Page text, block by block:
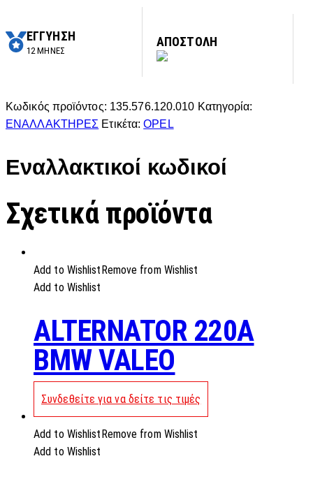
ΕΓΓΥΗΣΗ
12 ΜΗΝΕΣ
ΑΠΟΣΤΟΛΗ
Κωδικός προϊόντος: 135.576.120.010 Κατηγορία:
ΕΝΑΛΛΑΚΤΗΡΕΣ Ετικέτα:OPEL
Εναλλακτικοί κωδικοί
Σχετικά προϊόντα
Add to Wishlist Remove from Wishlist
Add to Wishlist
ALTERNATOR 220A
BMW VALEO
Συνδεθείτε για να δείτε τις τιμές
Add to WishlistRemove from Wishlist
Add to Wishlist